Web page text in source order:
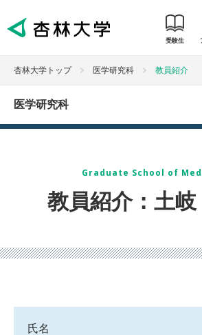
受験生
杏林大学トップ 医学研究科 教員紹介
医学研究科
Graduate School of
教員紹介：土
氏名